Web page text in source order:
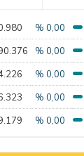
% 0,00
% 0,00
% 0,00
% 0,00
% 0,00